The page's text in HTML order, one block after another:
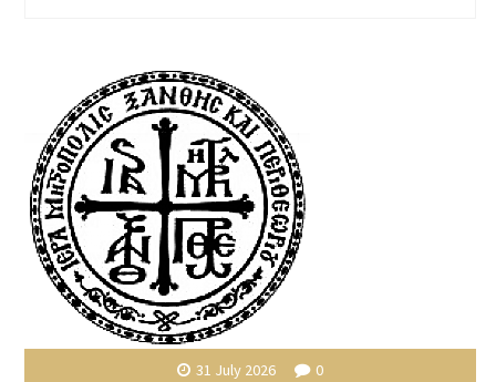
31 July 2026 0